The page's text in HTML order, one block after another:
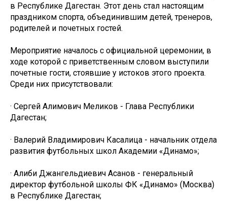
в Республике Дагестан. Этот день стал настоящим
праздником спорта, объединившим детей, тренеров,
родителей и почетных гостей.
Мероприятие началось с официальной церемонии, в
ходе которой с приветственным словом выступили
почетные гости, стоявшие у истоков этого проекта.
Среди них присутствовали:
· Сергей Алимович Меликов - Глава Республики
Дагестан;
· Валерий Владимирович Касалица - начальник отдела
развития футбольных школ Академии «Динамо»;
· Алиби Джангельдиевич Асанов - генеральный
директор футбольной школы ФК «Динамо» (Москва)
в Республике Дагестан;